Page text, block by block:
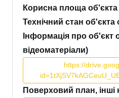
Корисна площа об'єкта
Технічний стан об'єкта
Інформація про об'єкт
відеоматеріали)
https://
Поверховий план, інші